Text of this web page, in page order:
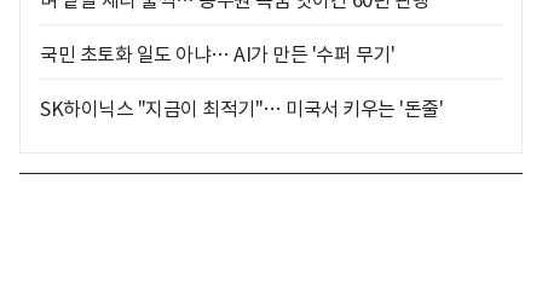
국민 초토화 일도 아냐… AI가 만든 '수퍼 무기'
SK하이닉스 "지금이 최적기"… 미국서 키우는 '돈줄'